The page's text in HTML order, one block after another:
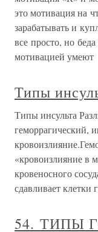
это мотивация на
зарабатывать и
все просто, но
мотивацией умеют
Типы
Типы инсульта
геморрагический,
«кровоизлияние в
кровеносного
сдавливает клетки
54. ТИПЫ